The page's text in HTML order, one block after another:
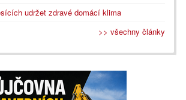
udržet zdravé domácí klima
>> všechny články